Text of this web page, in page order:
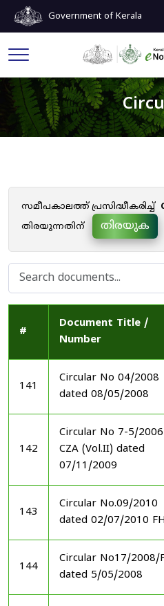
Government of Kerala
സമീപകാലത്ത് പ്രസിദ്ധീകരിച്ച്
തിരയുന്നതിന്
തിരയുക
#
Document Title /
Number
141
Circular No 04/2008
dated 08/05/2008
142
Circular No 7-5/
CZA (Vol.II) dated
07/11/2009
143
Circular No.09/2010
dated 02/07/2010
144
Circular No17/2008/
dated 5/05/2008